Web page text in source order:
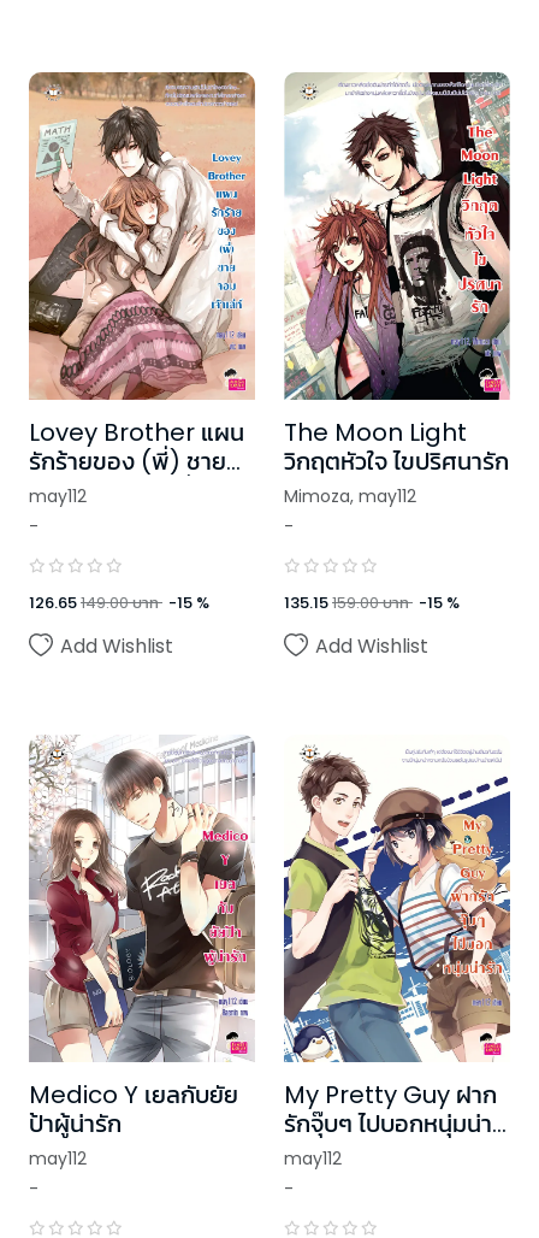
Lovey Brother แผน
รักร้ายของ (พี่) ชาย
จอมเจ้าเล่ห์ (เปลี่ยน
บาร์โค้ด)
may112
-
126.65149.00บาท -15 %
Add Wishlist
The Moon Light
วิกฤตหัวใจ ไขปริศนารัก
Mimoza, may112
-
135.15159.00บาท -15 %
Add Wishlist
Medico Y เยลกับยัย
ป้าผู้น่ารัก
may112
-
My Pretty Guy ฝาก
รักจุ๊บๆ ไปบอกหนุ่มน่า
รัก
may112
-